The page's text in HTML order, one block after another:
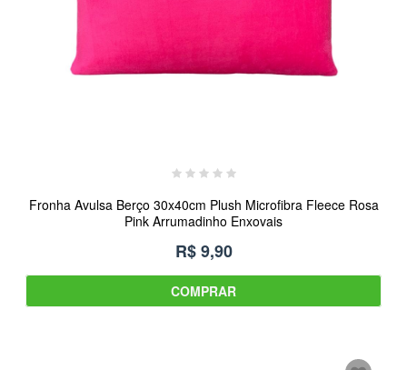
Fronha Avulsa Berço 30x40cm Plush Microfibra Fleece Rosa
Pink Arrumadinho Enxovais
R$ 9,90
COMPRAR